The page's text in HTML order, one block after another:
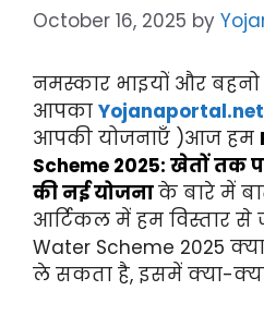
October 16, 2025 by
नमस्कार भाइयों और बहनो
आपका Yojanaportal.net
आपकी योजनाएँ )आज हम
Scheme 2025: खेतों तक
की नई योजनाके बारे में
आर्टिकल में हम विस्तार से
Water Scheme 2025
ले सकता है, इसमें क्या-